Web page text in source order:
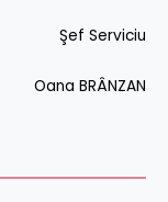
Şef Serviciu
Oana BRÂNZAN